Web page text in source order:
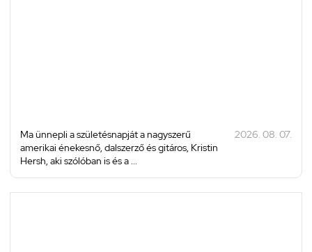
Ma ünnepli a születésnapját a nagyszerű
amerikai énekesnő, dalszerző és gitáros, Kristin
Hersh, aki szólóban is és a ...
2026. 08. 07.